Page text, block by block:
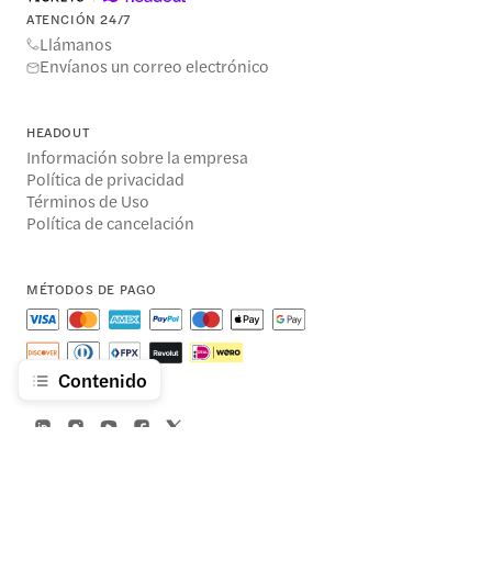
Contenido
ATENCIÓN 24/7
Llámanos
Envíanos un correo electrónico
HEADOUT
Información sobre la empresa
Política de privacidad
Términos de Uso
Política de cancelación
MÉTODOS DE PAGO